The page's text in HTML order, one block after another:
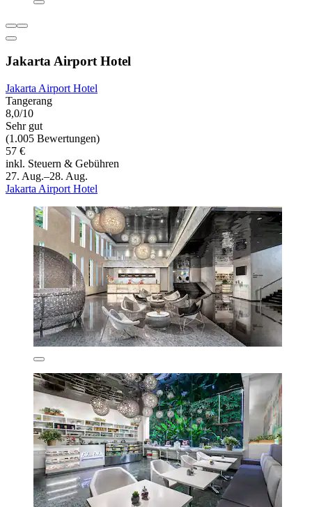
Jakarta Airport Hotel
Jakarta Airport Hotel
Tangerang
8,0/10
Sehr gut
(1.005 Bewertungen)
57 €
inkl. Steuern & Gebühren
27. Aug.–28. Aug.
Jakarta Airport Hotel